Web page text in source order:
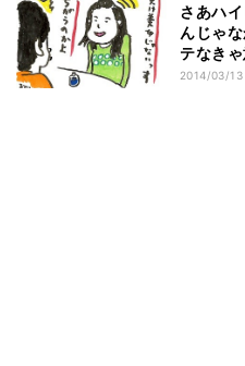
さあハ
んじゃ
テなき
2014/03/13